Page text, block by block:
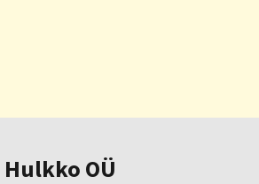
Hulkko OÜ